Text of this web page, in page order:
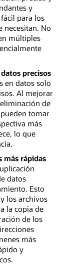
y
para los
necesitan. No
múltiples
precisos
en datos solo
Al mejorar
de
tomar
más
lo que
más rápidas
datos
Esto
los archivos
la copia de
de los
más
y